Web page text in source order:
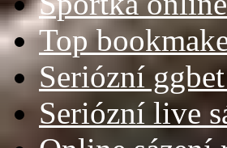
Top
Seriózní
Seriózní live